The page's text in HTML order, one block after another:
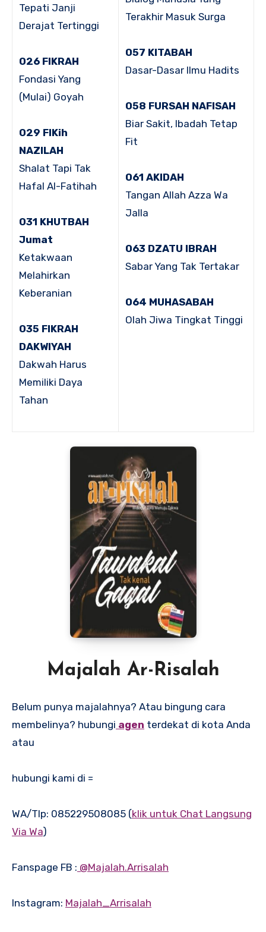
Tepati Janji
Derajat Tertinggi
026 FIKRAH
Fondasi Yang
(Mulai) Goyah
029 FIKih
NAZILAH
Shalat Tapi Tak
Hafal Al-Fatihah
031 KHUTBAH
Jumat
Ketakwaan
Melahirkan
Keberanian
035 FIKRAH
DAKWIYAH
Dakwah Harus
Memiliki Daya
Tahan
Terakhir Masuk Surga
057 KITABAH
Dasar-Dasar Ilmu Hadits
058 FURSAH NAFISAH
Biar Sakit, Ibadah Tetap
Fit
061 AKIDAH
Tangan Allah Azza Wa
Jalla
063 DZATU IBRAH
Sabar Yang Tak Tertakar
064 MUHASABAH
Olah Jiwa Tingkat Tinggi
Majalah Ar-Risalah
Belum punya majalahnya? Atau bingung cara
membelinya? hubungi agen terdekat di kota Anda
atau
hubungi kami di =
WA/Tlp: 085229508085 (klik untuk Chat Langsung
Via Wa)
Fanspage FB : @Majalah.Arrisalah
Instagram: Majalah_Arrisalah